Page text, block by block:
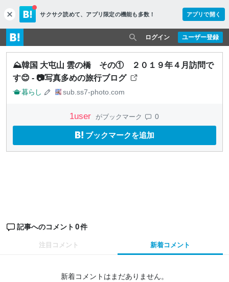
c
l
o
s
e
サクサク読めて、 アプリ限定の機能も多数！ アプリで開く
ユーザー登録
ログイン
⛰️韓国 大屯山 雲の橋 その① ２０１９年４月訪問で
す😊 - 📷写真多めの旅行ブログ
暮らし sub.ss7-photo.com
1user がブックマーク 0
ブックマークを追加
記事へのコメント 0件
注目コメント 新着コメント
新着コメントはまだありません。